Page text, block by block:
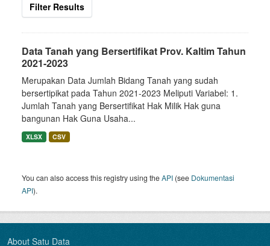
Filter Results
Data Tanah yang Bersertifikat Prov. Kaltim Tahun
2021-2023
Merupakan Data Jumlah Bidang Tanah yang sudah
bersertipikat pada Tahun 2021-2023 Meliputi Variabel: 1.
Jumlah Tanah yang Bersertifikat Hak Milik Hak guna
bangunan Hak Guna Usaha...
XLSX CSV
You can also access this registry using theAPI (see Dokumentasi
API).
About Satu Data